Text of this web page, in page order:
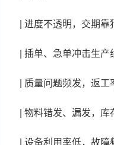
| 进度不透明，交期靠猜
| 插单、急单冲击生产线
| 质量问题频发，返工率
| 物料错发、漏发，库存
| 设备利用率低，故障频